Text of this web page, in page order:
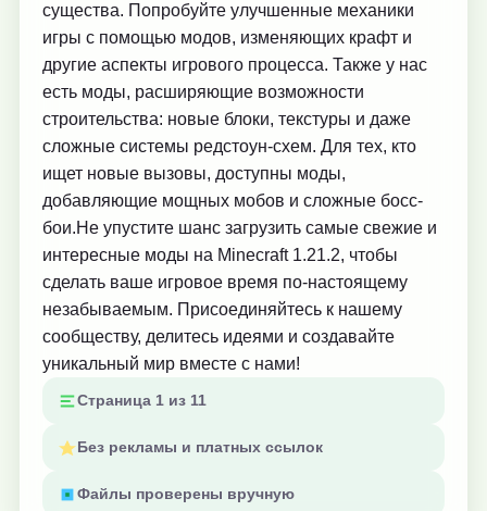
существа. Попробуйте улучшенные механики
игры с помощью модов, изменяющих крафт и
другие аспекты игрового процесса. Также у нас
есть моды, расширяющие возможности
строительства: новые блоки, текстуры и даже
сложные системы редстоун-схем. Для тех, кто
ищет новые вызовы, доступны моды,
добавляющие мощных мобов и сложные босс-
бои.Не упустите шанс загрузить самые свежие и
интересные моды на Minecraft 1.21.2, чтобы
сделать ваше игровое время по-настоящему
незабываемым. Присоединяйтесь к нашему
сообществу, делитесь идеями и создавайте
уникальный мир вместе с нами!
Страница 1 из 11
Без рекламы и платных ссылок
Файлы проверены вручную